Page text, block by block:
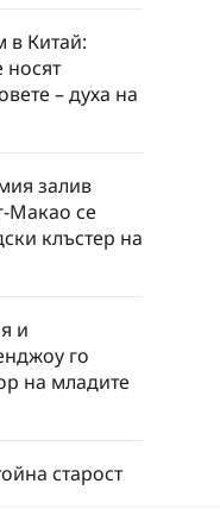
в Китай:
носят
– духа на
залив
Макао се
клъстер на
и
го
на младите
старост